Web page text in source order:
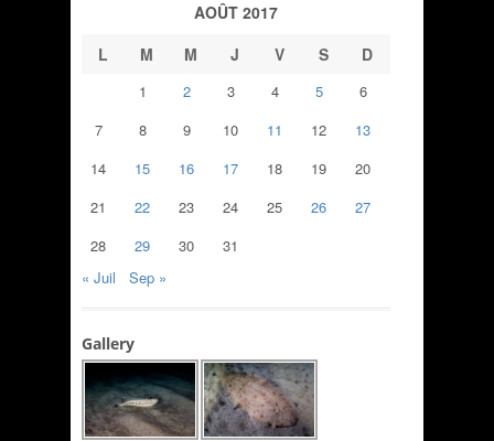
AOÛT 2017
L
M M J V S D
1 2 3 4 5
6
7
8 9 10 11 12
13
14
15 16 17 18 19
20
21
22 23 24 25 26
27
28
29 30
31
« Juil
Sep »
Gallery